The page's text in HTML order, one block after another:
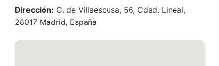
Dirección: C. de Villaescusa, 56, Cdad. Lineal,
28017 Madrid, España